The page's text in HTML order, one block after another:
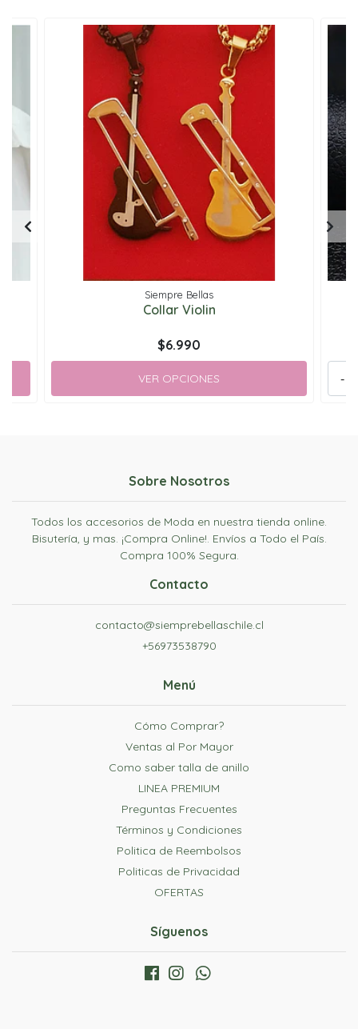
Siempre Bellas
Collar Violin
$6.990
VER OPCIONES -
Sobre Nosotros
Todos los accesorios de Moda en nuestra tienda online.
Bisutería, y mas. ¡Compra Online!. Envíos a Todo el País.
Compra 100% Segura.
Contacto
contacto@siemprebellaschile.cl
+56973538790
Menú
Cómo Comprar?
Ventas al Por Mayor
Como saber talla de anillo
LINEA PREMIUM
Preguntas Frecuentes
Términos y Condiciones
Politica de Reembolsos
Politicas de Privacidad
OFERTAS
Síguenos